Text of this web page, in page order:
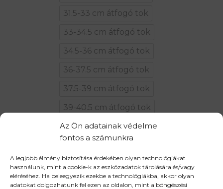
Az Ön adatainak védelme
fontos a számunkra
A legjobb élmény biztosítása érdekében olyan technológiákat
használunk, mint a cookie-k az eszközadatok tárolására és/vagy
eléréséhez. Ha beleegyezik ezekbe a technológiákba, akkor olyan
adatokat dolgozhatunk fel ezen az oldalon, mint a böngészési
31.5-33 cm átfogó tok
33-34.5 cm átfogó tok
34.5-36 cm átfogó tok
36-37.5 cm átfogó tok
37.5-39 cm átfogó tok
39-40.5 cm átfogó tok
Balos Jobbos
MALAGA mennyiség
KOSÁRBA TESZEM